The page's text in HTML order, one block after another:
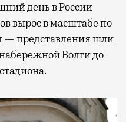
день в России
вырос в масштабе по
— представления шли
Волги до